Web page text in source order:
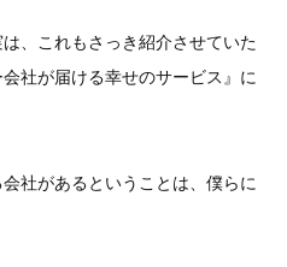
、これもさっき紹介させていた
社が届ける幸せのサービス』に
社があるということは、僕らに